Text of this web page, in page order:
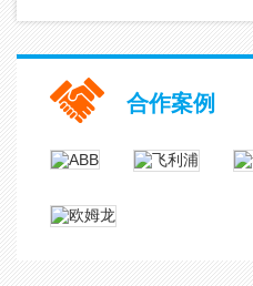
合作案例